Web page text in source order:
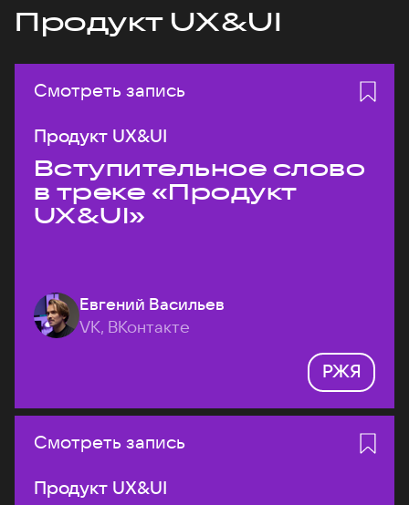
Продукт UX&UI
Смотреть запись
Продукт UX&UI
Вступительное слово
в треке «Продукт
UX&UI»
Евгений Васильев
VK, ВКонтакте
РЖЯ
Смотреть запись
Продукт UX&UI